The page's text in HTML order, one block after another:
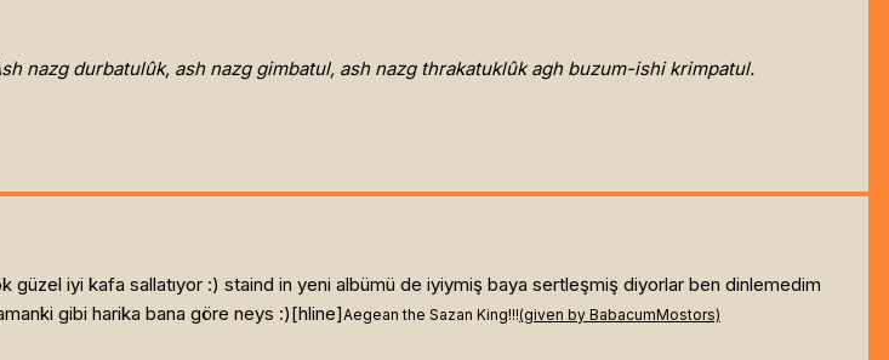
nazg durbatulûk, ash nazg gimbatul, ash nazg thrakatuklûk agh buzum-ishi krimpatul.
iyi kafa sallatıyor :) staind in yeni albümü de iyiymiş baya sertleşmiş diyorlar ben dinlemedim
gibi harika bana göre neys :)[hline]Aegean the Sazan King!!!(given by BabacumMostors)